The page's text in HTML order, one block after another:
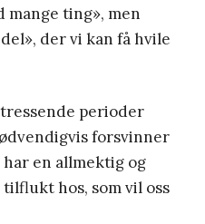
mange ting», men
der vi kan få hvile
perioder
forsvinner
en allmektig og
hos, som vil oss